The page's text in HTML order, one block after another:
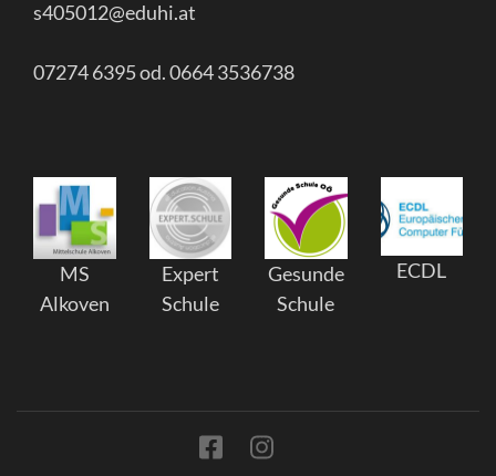
s405012@eduhi.at
07274 6395 od. 0664 3536738
MS
Alkoven
Expert
Schule
Gesunde
Schule
ECDL